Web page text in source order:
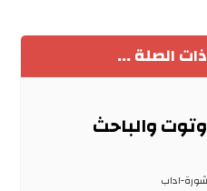
الصلة ...
والباحث
اداب